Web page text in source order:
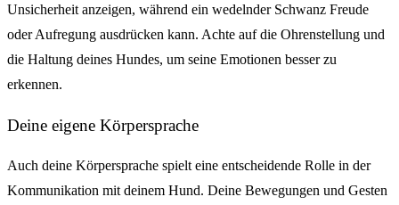
Unsicherheit anzeigen, während ein wedelnder Schwanz Freude
oder Aufregung ausdrücken kann. Achte auf die Ohrenstellung und
die Haltung deines Hundes, um seine Emotionen besser zu
erkennen.
Deine eigene Körpersprache
Auch deine Körpersprache spielt eine entscheidende Rolle in der
Kommunikation mit deinem Hund. Deine Bewegungen und Gesten